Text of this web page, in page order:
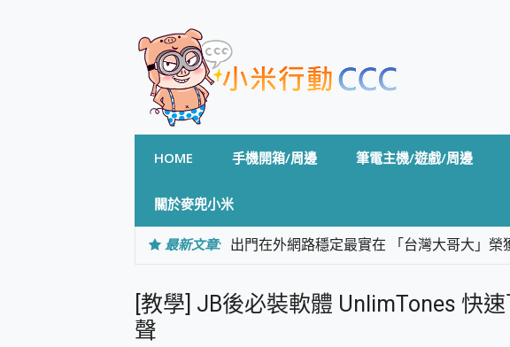
HOME 手機開箱/周邊 筆電主機/遊戲/周邊
關於麥兜小米
最新文章: 出門在外網路穩定最實在 「台灣大哥大」榮
專為 PC上的 XBOX和掌機設計的 FireCuda
台灣製攝影機在這裡，100%全無線設計
[教學] JB後必裝軟體 UnlimTones 快
聲